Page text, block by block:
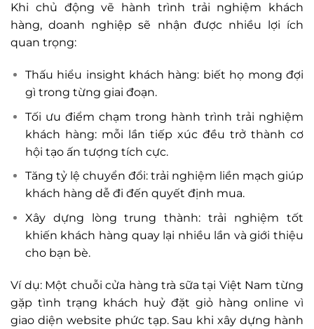
Khi chủ động vẽ hành trình trải nghiệm khách
hàng, doanh nghiệp sẽ nhận được nhiều lợi ích
quan trọng:
Thấu hiểu insight khách hàng: biết họ mong đợi
gì trong từng giai đoạn.
Tối ưu điểm chạm trong hành trình trải nghiệm
khách hàng: mỗi lần tiếp xúc đều trở thành cơ
hội tạo ấn tượng tích cực.
Tăng tỷ lệ chuyển đổi: trải nghiệm liền mạch giúp
khách hàng dễ đi đến quyết định mua.
Xây dựng lòng trung thành: trải nghiệm tốt
khiến khách hàng quay lại nhiều lần và giới thiệu
cho bạn bè.
Ví dụ: Một chuỗi cửa hàng trà sữa tại Việt Nam từng
gặp tình trạng khách huỷ đặt giỏ hàng online vì
giao diện website phức tạp. Sau khi xây dựng hành